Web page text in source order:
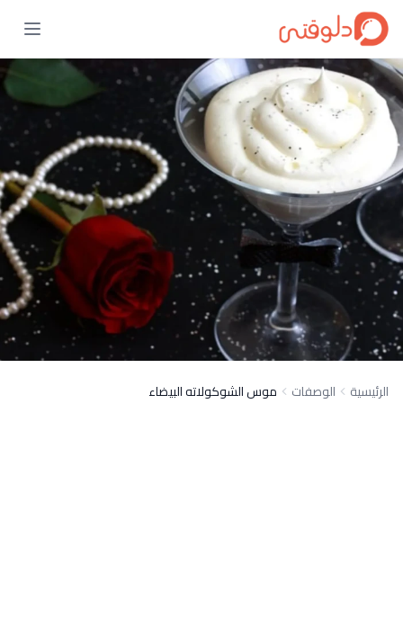
الرئيسية الوصفات موس الشوكولاته البيضاء